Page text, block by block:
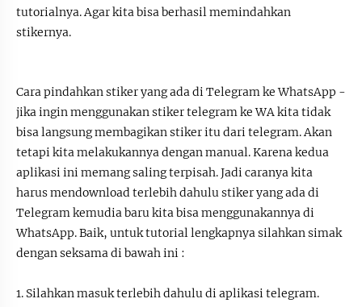
tutorialnya. Agar kita bisa berhasil memindahkan
stikernya.
Cara pindahkan stiker yang ada di Telegram ke WhatsApp -
jika ingin menggunakan stiker telegram ke WA kita tidak
bisa langsung membagikan stiker itu dari telegram. Akan
tetapi kita melakukannya dengan manual. Karena kedua
aplikasi ini memang saling terpisah. Jadi caranya kita
harus mendownload terlebih dahulu stiker yang ada di
Telegram kemudia baru kita bisa menggunakannya di
WhatsApp. Baik, untuk tutorial lengkapnya silahkan simak
dengan seksama di bawah ini :
1. Silahkan masuk terlebih dahulu di aplikasi telegram.